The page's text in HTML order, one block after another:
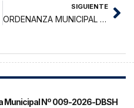
SIGUIENTE
ORDENANZA MUNICIPAL N° 014 -2025-MPL
Municipal Nº 009-2026-DBSH